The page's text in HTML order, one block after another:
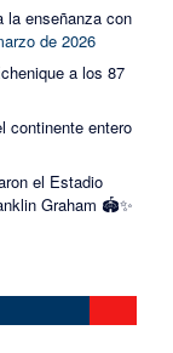
la enseñanza con
de 2026
a los 87
continente entero
el Estadio
Graham 🏟️✨